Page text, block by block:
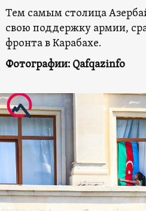
Тем самым столица
свою поддержку армии,
фронта в Карабахе.
Фотографии: Qafqazinfo